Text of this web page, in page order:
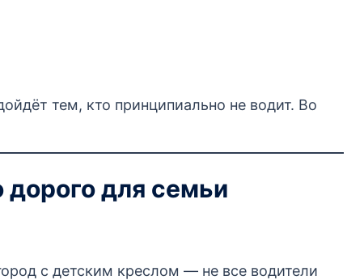
тем, кто принципиально не водит. Во
для семьи
с детским креслом — не все водители